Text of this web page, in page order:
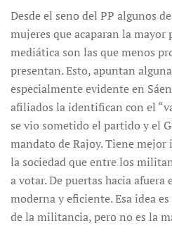
Desde el seno del PP algunos
mujeres que acaparan la mayor
mediática son las que menos
presentan. Esto, apuntan
especialmente evidente en
afiliados la identifican con el
se vio sometido el partido y el
mandato de Rajoy. Tiene
la sociedad que entre los
a votar. De puertas hacia
moderna y eficiente. Esa idea
de la militancia, pero no es la